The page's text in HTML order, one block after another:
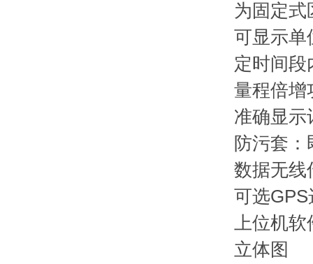
为固定式
可显示单
定时间段
量程倍增
准确显示
防污套
数据无线
可选
上位机
立体图